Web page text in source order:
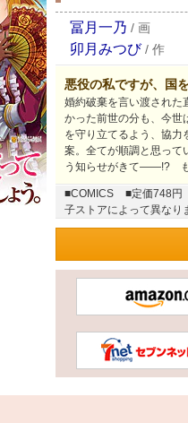
冨月一乃 / 画
卯月みつび / 作
悪役の私ですが、国
婚約破棄を言い渡された
かった前世の分も、今世
を守り立てるよう、協
案。全てが順調と思っ
う知らせがきて――!? も
■COMICS ■定価748円
子ストアによって異なり